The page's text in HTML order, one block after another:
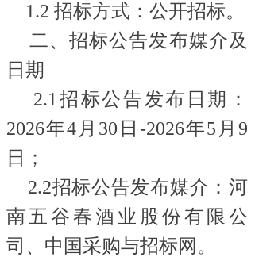
1.2 招标方式：公开招标。
二、招标公告发布媒介及
日期
2.1招标公告发布日期：
2026年4月30日-2026年5月9
日；
2.2招标公告发布媒介：河
南五谷春酒业股份有限公
司、中国采购与招标网。